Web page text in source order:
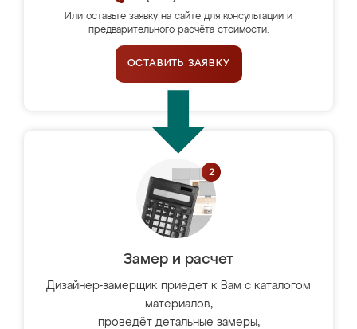
Или оставьте заявку на сайте для консультации и
предварительного расчёта стоимости.
ОСТАВИТЬ ЗАЯВКУ
Замер и расчет
Дизайнер-замерщик приедет к Вам с каталогом
материалов,
проведёт детальные замеры,